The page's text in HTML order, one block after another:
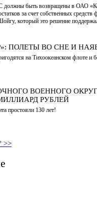
должны быть возвращены в ОАО
за счет собственных
который это решение
ПОЛЕТЫ ВО СНЕ И
на Тихоокеанском флоте и
ВОЕННОГО
РУБЛЕЙ
простояли 130 лет!
>>